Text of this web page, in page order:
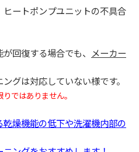
ートポンプユニットの不具合
回復する場合でも、
メーカー
グは対応していない様です。
ではありません。
燥機能の低下や洗濯機内部の